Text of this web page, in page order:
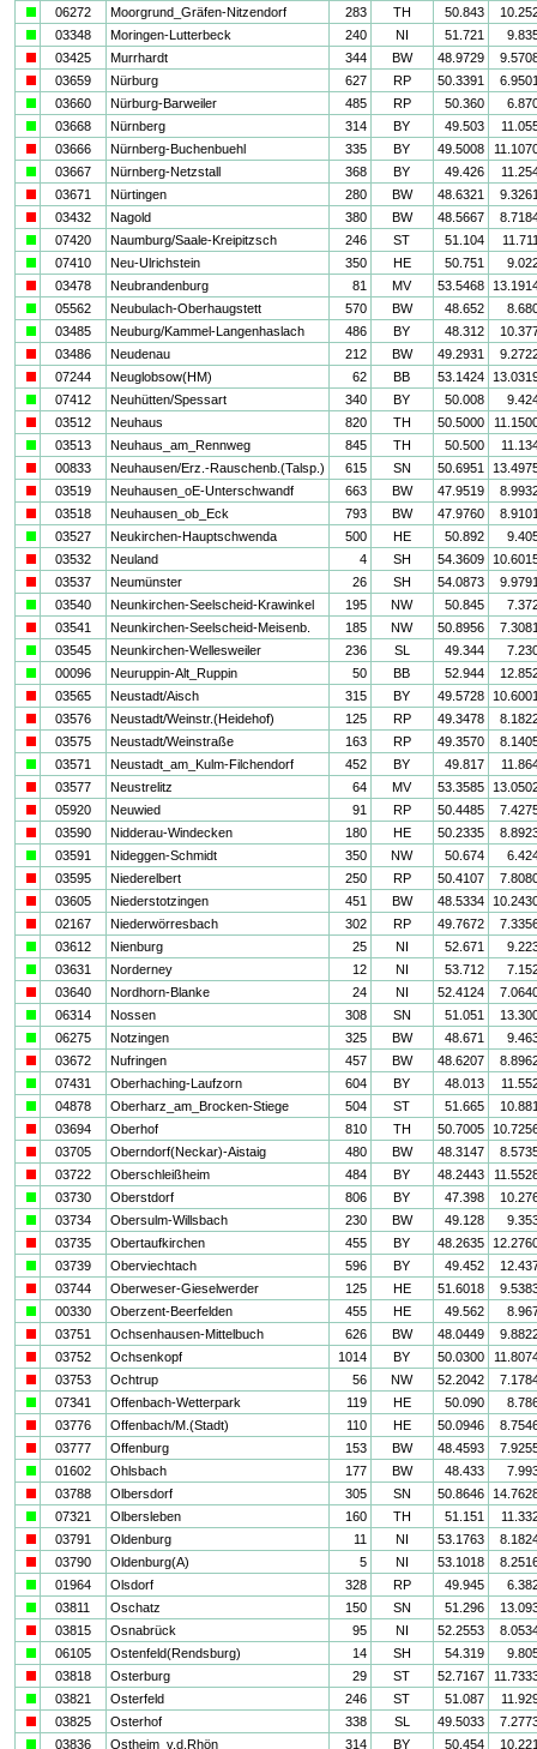
06272 Moorgrund_Gräfen-Nitzendorf 283 TH 50.843
03348 Moringen-Lutterbeck 240 NI 51.721
03425 Murrhardt 344 BW 48.9729
03659 Nürburg 627 RP 50.3391
03660 Nürburg-Barweiler 485 RP 50.360
03668 Nürnberg 314 BY 49.503
03666 Nürnberg-Buchenbuehl 335 BY 49.5008
03667 Nürnberg-Netzstall 368 BY 49.426
03671 Nürtingen 280 BW 48.6321
03432 Nagold 380 BW 48.5667
07420 Naumburg/Saale-Kreipitzsch 246 ST 51.104
07410 Neu-Ulrichstein 350 HE 50.751
03478 Neubrandenburg 81 MV 53.5468
05562 Neubulach-Oberhaugstett 570 BW 48.652
03485 Neuburg/Kammel-Langenhaslach 486 BY 48.312
03486 Neudenau 212 BW 49.2931
07244 Neuglobsow(HM) 62 BB 53.1424
07412 Neuhütten/Spessart 340 BY 50.008
03512 Neuhaus 820 TH 50.5000
03513 Neuhaus_am_Rennweg 845 TH 50.500
00833 Neuhausen/Erz.-Rauschenb.(Talsp.) 615 SN 50.6951
03519 Neuhausen_oE-Unterschwandf 663 BW 47.9519
03518 Neuhausen_ob_Eck 793 BW 47.9760
03527 Neukirchen-Hauptschwenda 500 HE 50.892
03532 Neuland 4 SH 54.3609
03537 Neumünster 26 SH 54.0873
03540 Neunkirchen-Seelscheid-Krawinkel 195 NW 50.845
03541 Neunkirchen-Seelscheid-Meisenb. 185 NW 50.8956
03545 Neunkirchen-Wellesweiler 236 SL 49.344
00096 Neuruppin-Alt_Ruppin 50 BB 52.944
03565 Neustadt/Aisch 315 BY 49.5728
03576 Neustadt/Weinstr.(Heidehof) 125 RP 49.3478
03575 Neustadt/Weinstraße 163 RP 49.3570
03571 Neustadt_am_Kulm-Filchendorf 452 BY 49.817
03577 Neustrelitz 64 MV 53.3585
05920 Neuwied 91 RP 50.4485
03590 Nidderau-Windecken 180 HE 50.2335
03591 Nideggen-Schmidt 350 NW 50.674
03595 Niederelbert 250 RP 50.4107
03605 Niederstotzingen 451 BW 48.5334
02167 Niederwörresbach 302 RP 49.7672
03612 Nienburg 25 NI 52.671
03631 Norderney 12 NI 53.712
03640 Nordhorn-Blanke 24 NI 52.4124
06314 Nossen 308 SN 51.051
06275 Notzingen 325 BW 48.671
03672 Nufringen 457 BW 48.6207
07431 Oberhaching-Laufzorn 604 BY 48.013
04878 Oberharz_am_Brocken-Stiege 504 ST 51.665
03694 Oberhof 810 TH 50.7005
03705 Oberndorf(Neckar)-Aistaig 480 BW 48.3147
03722 Oberschleißheim 484 BY 48.2443
03730 Oberstdorf 806 BY 47.398
03734 Obersulm-Willsbach 230 BW 49.128
03735 Obertaufkirchen 455 BY 48.2635
03739 Oberviechtach 596 BY 49.452
03744 Oberweser-Gieselwerder 125 HE 51.6018
00330 Oberzent-Beerfelden 455 HE 49.562
03751 Ochsenhausen-Mittelbuch 626 BW 48.0449
03752 Ochsenkopf 1014 BY 50.0300
03753 Ochtrup 56 NW 52.2042
07341 Offenbach-Wetterpark 119 HE 50.090
03776 Offenbach/M.(Stadt) 110 HE 50.0946
03777 Offenburg 153 BW 48.4593
01602 Ohlsbach 177 BW 48.433
03788 Olbersdorf 305 SN 50.8646
07321 Olbersleben 160 TH 51.151
03791 Oldenburg 11 NI 53.1763
03790 Oldenburg(A) 5 NI 53.1018
01964 Olsdorf 328 RP 49.945
03811 Oschatz 150 SN 51.296
03815 Osnabrück 95 NI 52.2553
06105 Ostenfeld(Rendsburg) 14 SH 54.319
03818 Osterburg 29 ST 52.7167
03821 Osterfeld 246 ST 51.087
03825 Osterhof 338 SL 49.5033
03836 Ostheim_v.d.Rhön 314 BY 50.454